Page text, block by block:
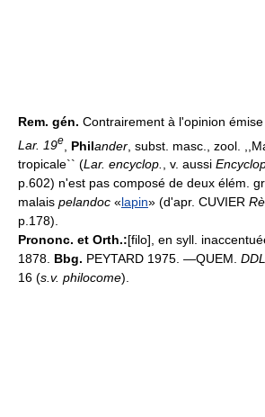
Rem. gén. Contrairement à l'opinion
Lar. 19e Philander , subst. masc., zool.
tropicale`` (Lar. encyclop., v. aussi
p.602) n'est pas composé de deux élém.
malais pelandoc «lapin» (d'apr. CUVIER
p.178).
Prononc. et Orth.:[filo], en syll.
1878. Bbg. PEYTARD 1975. —QUEM. DDL
16 (s.v. philocome).